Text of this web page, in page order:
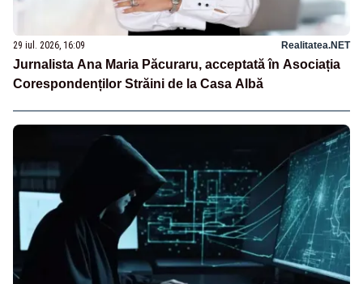
29 iul. 2026, 16:09 Realitatea.NET
Jurnalista Ana Maria Păcuraru, acceptată în Asociația
Corespondenților Străini de la Casa Albă